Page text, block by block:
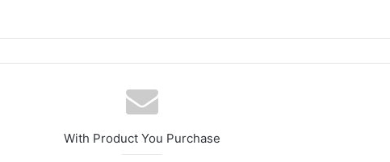
With Product You Purchase